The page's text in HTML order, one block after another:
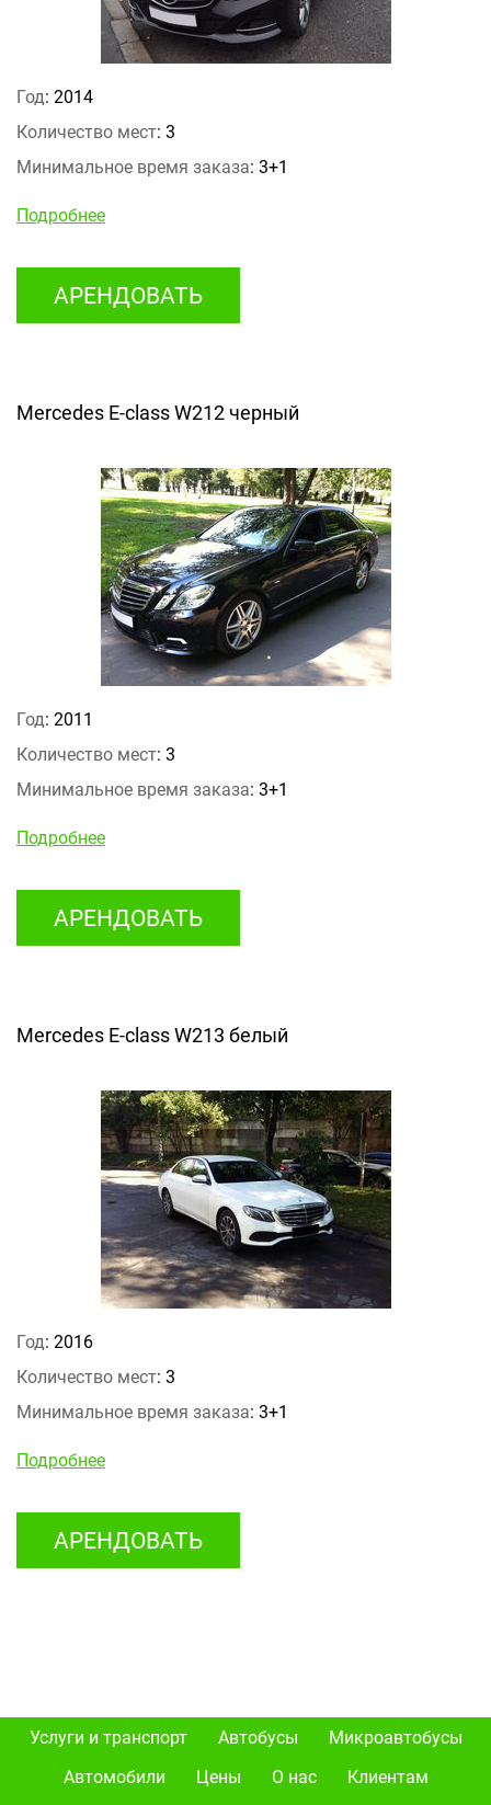
Год: 2014
Количество мест: 3
Минимальное время заказа: 3+1
Подробнее
АРЕНДОВАТЬ
Mercedes E-class W212 черный
Год: 2011
Количество мест: 3
Минимальное время заказа: 3+1
Подробнее
АРЕНДОВАТЬ
Mercedes E-class W213 белый
Год: 2016
Количество мест: 3
Минимальное время заказа: 3+1
Подробнее
АРЕНДОВАТЬ
Услуги и транспорт Автобусы
Микроавтобусы
Автомобили
Цены О нас
Клиентам